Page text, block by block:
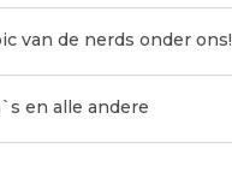
van de nerds onder ons!
en alle andere